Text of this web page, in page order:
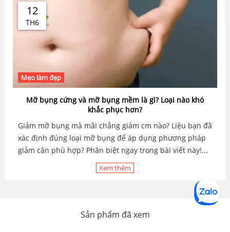
12
TH6
Mẹo làm đẹp
Mỡ bụng cứng và mỡ bụng mềm là gì? Loại nào khó
khắc phục hơn?
Giảm mỡ bụng mà mãi chẳng giảm cm nào? Liệu bạn đã
xác định đúng loại mỡ bụng để áp dụng phương pháp
giảm cân phù hợp? Phân biệt ngay trong bài viết này!...
Xem thêm
Sản phẩm đã xem